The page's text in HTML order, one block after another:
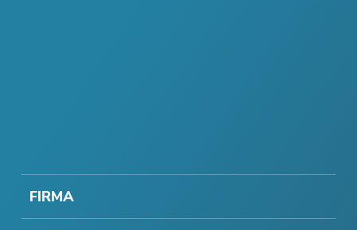
FIRMA